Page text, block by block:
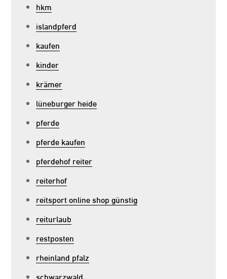
hkm
islandpferd
kaufen
kinder
krämer
lüneburger heide
pferde
pferde kaufen
pferdehof reiter
reiterhof
reitsport online shop günstig
reiturlaub
restposten
rheinland pfalz
schwarzwald